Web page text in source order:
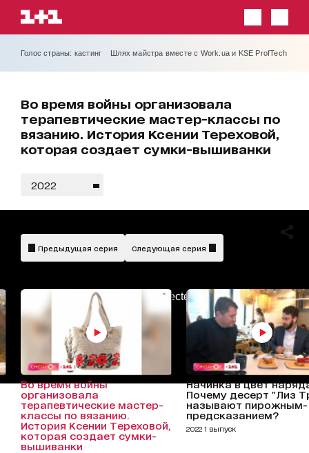
Голос страны: кастинг Шлях майстра вместе с Work.ua и KSE ProfTech
Во время войны организовала
терапевтические мастер-классы по
вязанию. История Ксении Тереховой,
которая создает сумки-вышиванки
2022
AdBlockDetected!
Предыдущая серия Следующая серия
Во время войны
организовала
терапевтические мастер-
классы по вязанию.
История Ксении Тереховой,
которая создает сумки-
вышиванки
Начинка в цвет
Почему десерт "Лиз
называют пирожным-
предсказанием?
2022 1 выпуск